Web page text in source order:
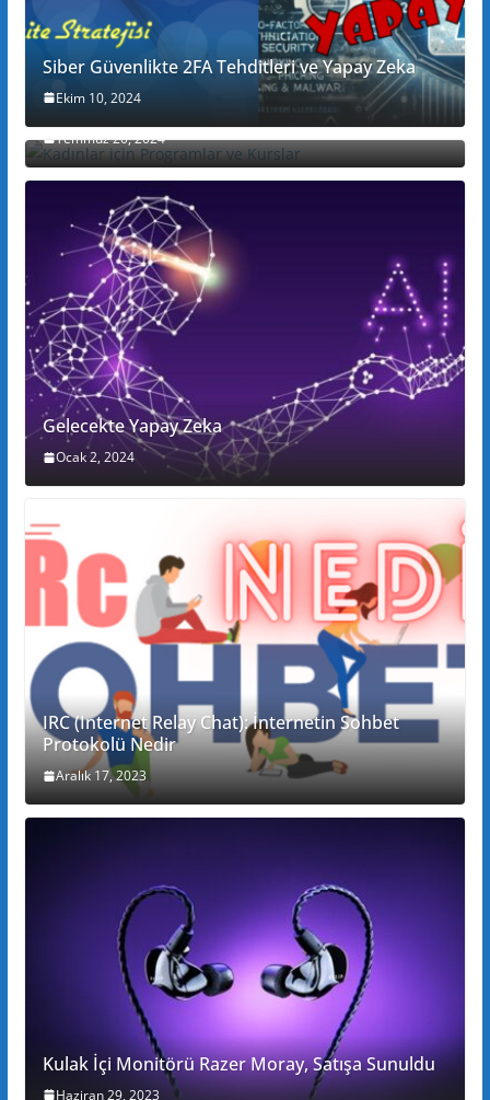
Siber Güvenlikte 2FA Tehditleri ve Yapay Zeka
Ekim 10, 2024
Kadınlar için Programlar ve Kurslar
Temmuz 20, 2024
Gelecekte Yapay Zeka
Ocak 2, 2024
IRC (Internet Relay Chat): İnternetin Sohbet
Protokolü Nedir
Aralık 17, 2023
Kulak İçi Monitörü Razer Moray, Satışa Sunuldu
Haziran 29, 2023